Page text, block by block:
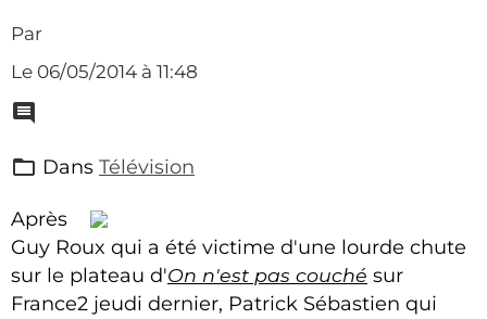
Par
Le 06/05/2014 à 11:48
Dans Télévision
Après
Guy Roux qui a été victime d'une lourde chute
sur le plateau d'On n'est pas couché sur
France2 jeudi dernier, Patrick Sébastien qui